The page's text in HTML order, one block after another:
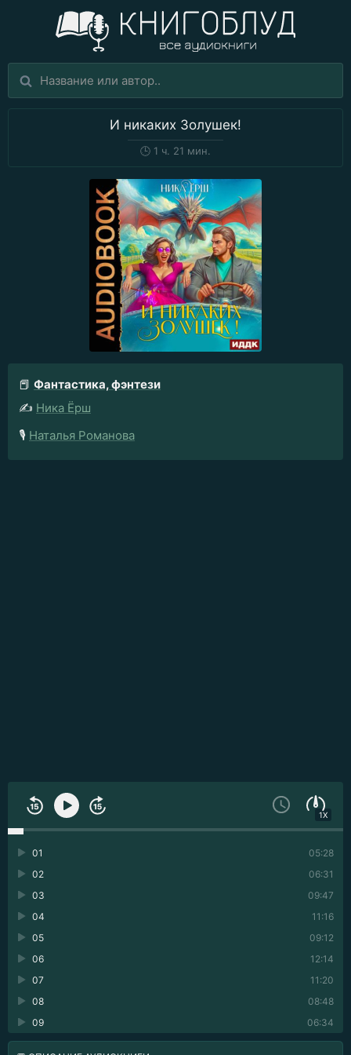
И никаких Золушек!
🕒 1 ч. 21 мин.
📕 Фантастика, фэнтези
✍️ Ника Ёрш
🎙️ Наталья Романова
1X
05:28
01
06:31
02
09:47
03
11:16
04
09:12
05
12:14
06
11:20
07
08:48
08
06:34
09